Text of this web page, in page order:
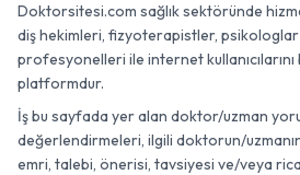
Doktorsitesi.com sağlık sektöründe
diş hekimleri, fizyoterapistler, psikologlar
profesyonelleri ile internet kullanıcılarını
platformdur.
İş bu sayfada yer alan doktor/uzman
değerlendirmeleri, ilgili doktorun/
emri, talebi, önerisi, tavsiyesi ve/veya